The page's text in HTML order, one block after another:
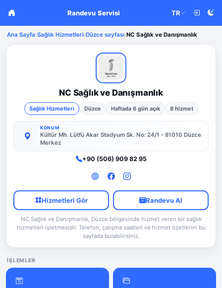
Randevu Servisi TR
Ana Sayfa›Sağlık Hizmetleri›Düzce sayfası›NC Sağlık ve Danışmanlık
NC Sağlık ve Danışmanlık
Sağlık Hizmetleri Düzce Haftada 6 gün açık 8 hizmet
KONUM
Kültür Mh. Lütfü Akar Stadyum Sk. No: 24/1 - 81010 Düzce
Merkez
+90 (506) 909 82 95
Hizmetleri Gör Randevu Al
NC Sağlık ve Danışmanlık, Düzce bölgesinde hizmet veren bir sağlık
hizmetleri işletmesidir. Telefon, çalışma saatleri ve hizmet özetlerini bu
sayfada bulabilirsiniz.
İŞLEMLER